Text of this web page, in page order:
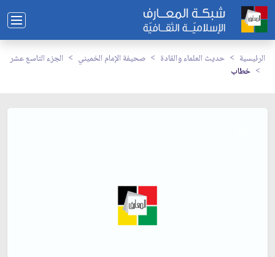
الرئيسية حديث العلماء والقادة صحيفة الإمام الخميني
الجزء التاسع عشر
خطاب